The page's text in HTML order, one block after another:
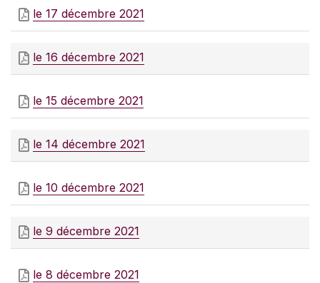
le 17 décembre 2021
le 16 décembre 2021
le 15 décembre 2021
le 14 décembre 2021
le 10 décembre 2021
le 9 décembre 2021
le 8 décembre 2021